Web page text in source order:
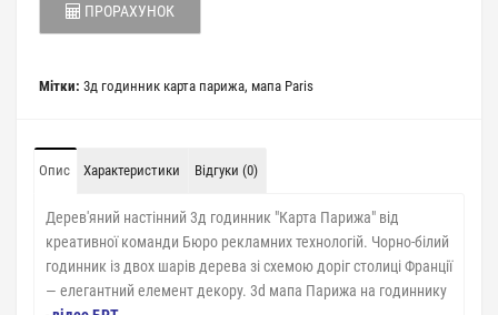
ПРОРАХУНОК
Мітки: 3д годинник карта парижа, мапа Paris
Опис Характеристики Відгуки (0)
Дерев'яний настінний 3д годинник "Карта Парижа" від
креативної команди Бюро рекламних технологій. Чорно-білий
годинник із двох шарів дерева зі схемою доріг столиці Франції
— елегантний елемент декору. 3d мапа Парижа на годиннику